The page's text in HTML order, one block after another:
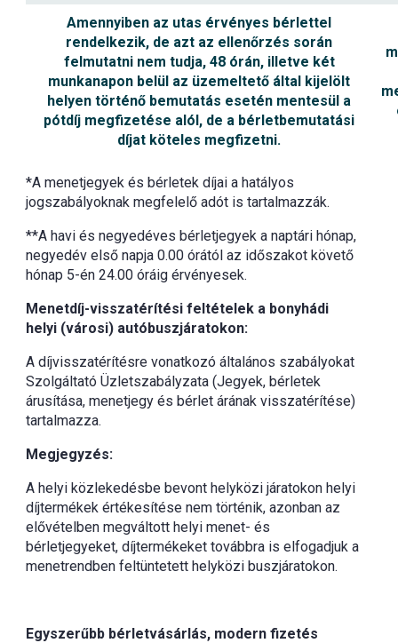
Amennyiben az utas érvényes bérlettel
rendelkezik, de azt az ellenőrzés során
felmutatni nem tudja, 48 órán, illetve két
munkanapon belül az üzemeltető által kijelölt
helyen történő bemutatás esetén mentesül a
pótdíj megfizetése alól, de a bérletbemutatási
díjat köteles megfizetni.
*A menetjegyek és bérletek díjai a hatályos
jogszabályoknak megfelelő adót is tartalmazzák.
**A havi és negyedéves bérletjegyek a naptári hónap,
negyedév első napja 0.00 órától az időszakot követő
hónap 5-én 24.00 óráig érvényesek.
Menetdíj-visszatérítési feltételek a bonyhádi
helyi (városi) autóbuszjáratokon:
A díjvisszatérítésre vonatkozó általános szabályokat
Szolgáltató Üzletszabályzata (Jegyek, bérletek
árusítása, menetjegy és bérlet árának visszatérítése)
tartalmazza.
Megjegyzés:
A helyi közlekedésbe bevont helyközi járatokon helyi
díjtermékek értékesítése nem történik, azonban az
elővételben megváltott helyi menet- és
bérletjegyeket, díjtermékeket továbbra is elfogadjuk a
menetrendben feltüntetett helyközi buszjáratokon.
Egyszerűbb bérletvásárlás, modern fizetés